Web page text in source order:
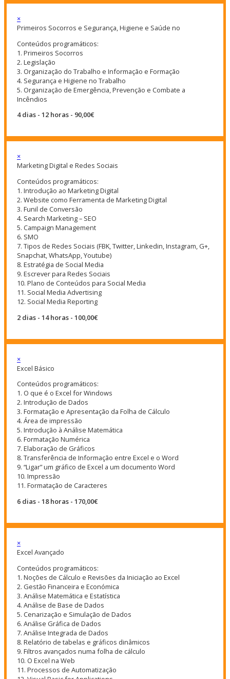
×
Primeiros Socorros e Segurança, Higiene e Saúde no
Conteúdos programáticos:
1. Primeiros Socorros
2. Legislação
3. Organização do Trabalho e Informação e Formação
4. Segurança e Higiene no Trabalho
5. Organização de Emergência, Prevenção e Combate a
Incêndios
4 dias - 12 horas - 90,00€
×
Marketing Digital e Redes Sociais
Conteúdos programáticos:
1. Introdução ao Marketing Digital
2. Website como Ferramenta de Marketing Digital
3. Funil de Conversão
4. Search Marketing – SEO
5. Campaign Management
6. SMO
7. Tipos de Redes Sociais (FBK, Twitter, Linkedin, Instagram, G+,
Snapchat, WhatsApp, Youtube)
8. Estratégia de Social Media
9. Escrever para Redes Sociais
10. Plano de Conteúdos para Social Media
11. Social Media Advertising
12. Social Media Reporting
2 dias - 14 horas - 100,00€
×
Excel Básico
Conteúdos programáticos:
1. O que é o Excel for Windows
2. Introdução de Dados
3. Formatação e Apresentação da Folha de Cálculo
4. Área de impressão
5. Introdução à Análise Matemática
6. Formatação Numérica
7. Elaboração de Gráficos
8. Transferência de Informação entre Excel e o Word
9. “Ligar” um gráfico de Excel a um documento Word
10. Impressão
11. Formatação de Caracteres
6 dias - 18 horas - 170,00€
×
Excel Avançado
Conteúdos programáticos:
1. Noções de Cálculo e Revisões da Iniciação ao Excel
2. Gestão Financeira e Económica
3. Análise Matemática e Estatística
4. Análise de Base de Dados
5. Cenarização e Simulação de Dados
6. Análise Gráfica de Dados
7. Análise Integrada de Dados
8. Relatório de tabelas e gráficos dinâmicos
9. Filtros avançados numa folha de cálculo
10. O Excel na Web
11. Processos de Automatização